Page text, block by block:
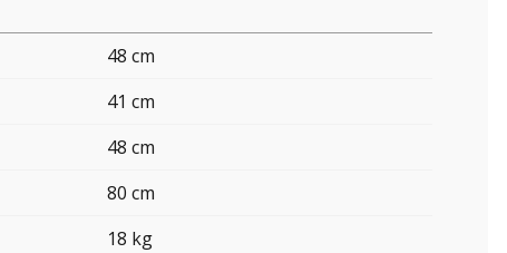
48 cm
41 cm
48 cm
80 cm
18 kg